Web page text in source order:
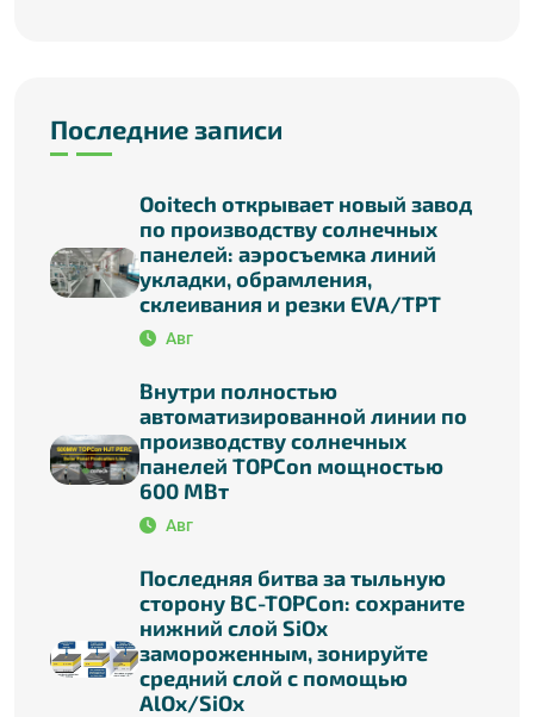
Последние записи
Ooitech открывает новый завод
по производству солнечных
панелей: аэросъемка линий
укладки, обрамления,
склеивания и резки EVA/TPT
Авг
Внутри полностью
автоматизированной линии по
производству солнечных
панелей TOPCon мощностью
600 МВт
Авг
Последняя битва за тыльную
сторону BC-TOPCon: сохраните
нижний слой SiOx
замороженным, зонируйте
средний слой с помощью
AlOx/SiOx